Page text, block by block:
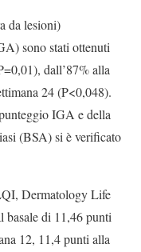
da lesioni)
sono stati ottenuti
dall’87% alla
24 (P<0,048).
IGA e della
(BSA) si è verificato
Dermatology Life
basale di 11,46 punti
12, 11,4 punti alla